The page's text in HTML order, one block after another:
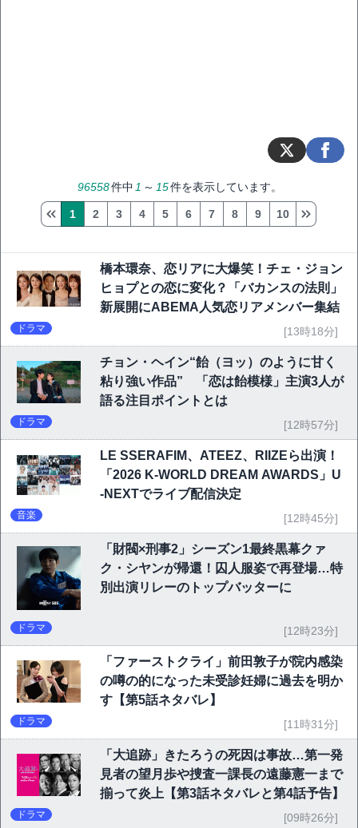
96558件中 1 ～ 15件を表示しています。
1 2 3 4 5 6 7 8 9 10
橋本環奈、恋リアに大爆笑！チェ・ジョン
ヒョプとの恋に変化？「バカンスの法則」
新展開にABEMA人気恋リアメンバー集結
ドラマ [13時18分]
チョン・ヘイン“飴（ヨッ）のように甘く
粘り強い作品” 「恋は飴模様」主演3人が
語る注目ポイントとは
ドラマ [12時57分]
LE SSERAFIM、ATEEZ、RIIZEら出演！
「2026 K-WORLD DREAM AWARDS」U
-NEXTでライブ配信決定
音楽 [12時45分]
「財閥×刑事2」シーズン1最終黒幕クァ
ク・シヤンが帰還！囚人服姿で再登場…特
別出演リレーのトップバッターに
ドラマ [12時23分]
「ファーストクライ」前田敦子が院内感染
の噂の的になった未受診妊婦に過去を明か
す【第5話ネタバレ】
ドラマ [11時31分]
「大追跡」きたろうの死因は事故…第一発
見者の望月歩や捜査一課長の遠藤憲一まで
揃って炎上【第3話ネタバレと第4話予告】
ドラマ [09時26分]